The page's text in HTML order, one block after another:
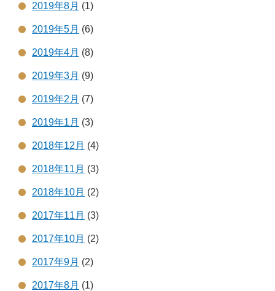
2019年8月 (1)
2019年5月 (6)
2019年4月 (8)
2019年3月 (9)
2019年2月 (7)
2019年1月 (3)
2018年12月 (4)
2018年11月 (3)
2018年10月 (2)
2017年11月 (3)
2017年10月 (2)
2017年9月 (2)
2017年8月 (1)